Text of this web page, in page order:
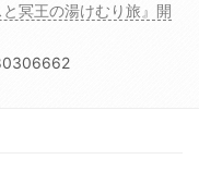
冥王の湯けむり旅』開